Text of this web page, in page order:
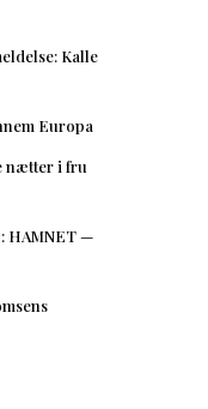
Kalle
Europa
nætter i fru
HAMNET —